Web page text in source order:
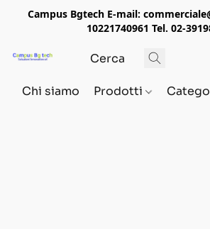
Campus Bgtech E-mail:
10221740961 Tel. 02-
Chi siamo Prodotti